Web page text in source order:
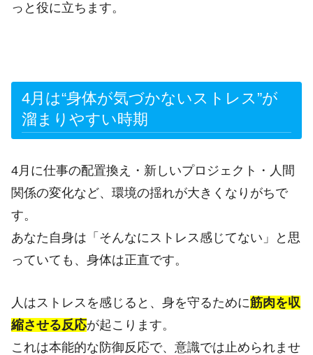
っと役に立ちます。
4月は“身体が気づかないストレス”が
溜まりやすい時期
4月に仕事の配置換え・新しいプロジェクト・人間
関係の変化など、環境の揺れが大きくなりがちで
す。
あなた自身は「そんなにストレス感じてない」と思
っていても、身体は正直です。
人はストレスを感じると、身を守るために筋肉を収
縮させる反応が起こります。
これは本能的な防御反応で、意識では止められませ